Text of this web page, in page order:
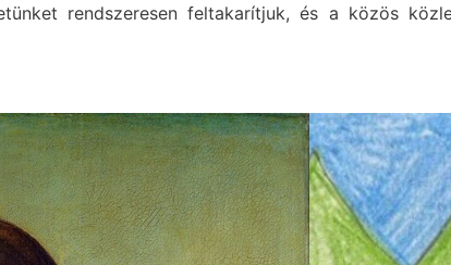
rendszeresen feltakarítjuk, és a közös